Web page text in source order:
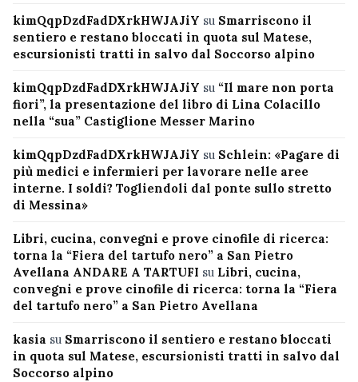
kimQqpDzdFadDXrkHWJAJiY su Smarriscono il
sentiero e restano bloccati in quota sul Matese,
escursionisti tratti in salvo dal Soccorso alpino
kimQqpDzdFadDXrkHWJAJiY su “Il mare non porta
fiori”, la presentazione del libro di Lina Colacillo
nella “sua” Castiglione Messer Marino
kimQqpDzdFadDXrkHWJAJiY su Schlein: «Pagare di
più medici e infermieri per lavorare nelle aree
interne. I soldi? Togliendoli dal ponte sullo stretto
di Messina»
Libri, cucina, convegni e prove cinofile di ricerca:
torna la “Fiera del tartufo nero” a San Pietro
Avellana ANDARE A TARTUFI su Libri, cucina,
convegni e prove cinofile di ricerca: torna la “Fiera
del tartufo nero” a San Pietro Avellana
kasia su Smarriscono il sentiero e restano bloccati
in quota sul Matese, escursionisti tratti in salvo dal
Soccorso alpino